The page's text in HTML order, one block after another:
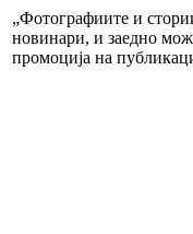
„Фотографиите и
новинари, и заедно
промоција на